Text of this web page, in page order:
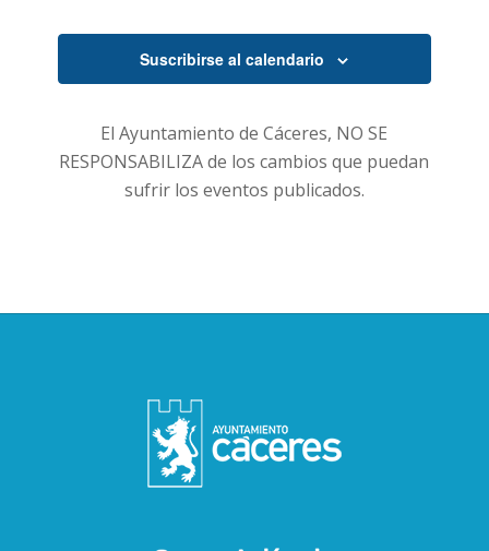
Suscribirse al calendario
El Ayuntamiento de Cáceres, NO SE
RESPONSABILIZA de los cambios que puedan
sufrir los eventos publicados.